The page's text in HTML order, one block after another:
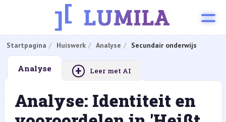
Startpagina Huiswerk Analyse Secundair onderwijs
Analyse + Leer met AI
Analyse: Identiteit en